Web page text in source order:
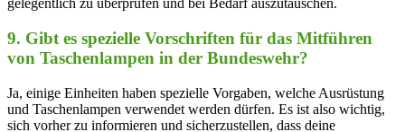
⁤gelegentlich zu ⁣überprüfen und bei Bedarf auszutauschen.
9. Gibt ​es spezielle Vorschriften für das Mitführen
‍von Taschenlampen in der Bundeswehr?
Ja, einige Einheiten haben spezielle Vorgaben, welche Ausrüstung
‌und Taschenlampen verwendet⁤ werden dürfen. Es ist also wichtig,
sich⁣ vorher zu ⁣informieren und sicherzustellen, dass‌ deine